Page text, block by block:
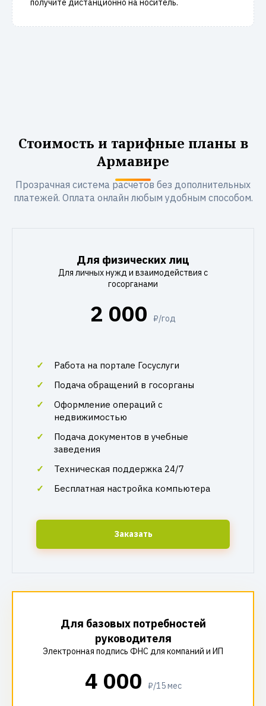
получите дистанционно на носитель.
Стоимость и тарифные планы в
Армавире
Прозрачная система расчетов без дополнительных
платежей. Оплата онлайн любым удобным способом.
Для физических лиц
Для личных нужд и взаимодействия с
госорганами
2 000 ₽/год
Работа на портале Госуслуги
Подача обращений в госорганы
Оформление операций с
недвижимостью
Подача документов в учебные
заведения
Техническая поддержка 24/7
Бесплатная настройка компьютера
Заказать
Для базовых потребностей
руководителя
Электронная подпись ФНС для компаний и ИП
4 000 ₽/15 мес